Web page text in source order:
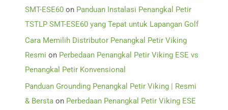
SMT-ESE60 on Panduan Instalasi Penangkal Petir
TSTLP SMT-ESE60 yang Tepat untuk Lapangan Golf
Cara Memilih Distributor Penangkal Petir Viking
Resmi on Perbedaan Penangkal Petir Viking ESE vs
Penangkal Petir Konvensional
Panduan Grounding Penangkal Petir Viking | Resmi
& Bersta on Perbedaan Penangkal Petir Viking ESE